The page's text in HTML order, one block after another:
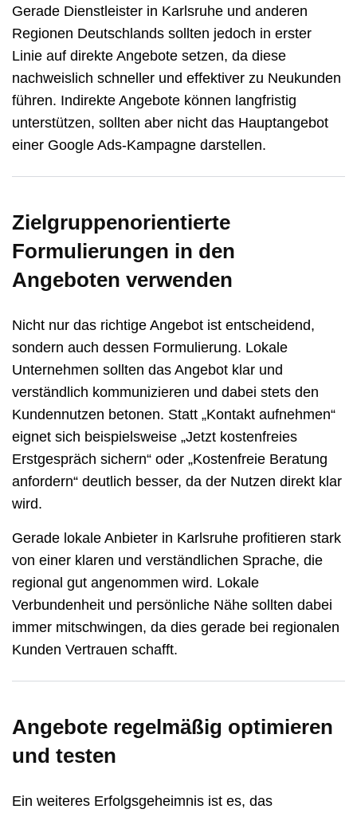
Gerade Dienstleister in Karlsruhe und anderen
Regionen Deutschlands sollten jedoch in erster
Linie auf direkte Angebote setzen, da diese
nachweislich schneller und effektiver zu Neukunden
führen. Indirekte Angebote können langfristig
unterstützen, sollten aber nicht das Hauptangebot
einer Google Ads-Kampagne darstellen.
Zielgruppenorientierte
Formulierungen in den
Angeboten verwenden
Nicht nur das richtige Angebot ist entscheidend,
sondern auch dessen Formulierung. Lokale
Unternehmen sollten das Angebot klar und
verständlich kommunizieren und dabei stets den
Kundennutzen betonen. Statt „Kontakt aufnehmen“
eignet sich beispielsweise „Jetzt kostenfreies
Erstgespräch sichern“ oder „Kostenfreie Beratung
anfordern“ deutlich besser, da der Nutzen direkt klar
wird.
Gerade lokale Anbieter in Karlsruhe profitieren stark
von einer klaren und verständlichen Sprache, die
regional gut angenommen wird. Lokale
Verbundenheit und persönliche Nähe sollten dabei
immer mitschwingen, da dies gerade bei regionalen
Kunden Vertrauen schafft.
Angebote regelmäßig optimieren
und testen
Ein weiteres Erfolgsgeheimnis ist es, das